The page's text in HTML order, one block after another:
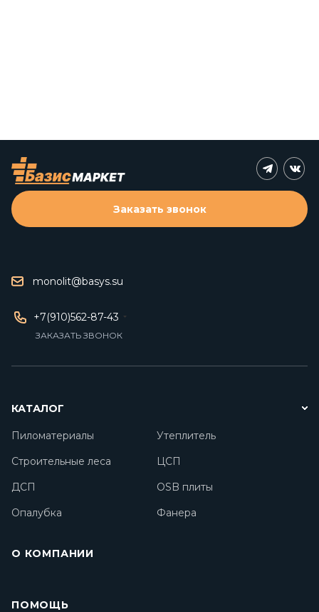
monolit@basys.su
+7(910)562-87-43
ЗАКАЗАТЬ ЗВОНОК
Заказать звонок
КАТАЛОГ
Пиломатериалы
Утеплитель
Строительные леса
ЦСП
ДСП
OSB плиты
Опалубка
Фанера
О КОМПАНИИ
ПОМОЩЬ